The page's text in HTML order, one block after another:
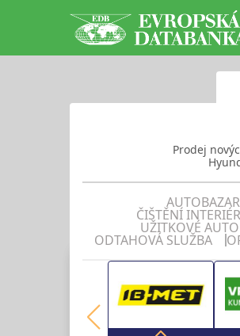
Prodej
ČIŠTĚNÍ
UŽITKOVÉ
ODTAHOVÁ SLUŽBA